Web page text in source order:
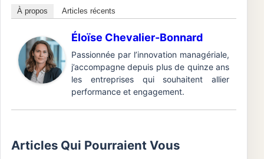
À propos Articles récents
Éloïse Chevalier-Bonnard
Passionnée par l’innovation managériale,
j’accompagne depuis plus de quinze ans
les entreprises qui souhaitent allier
performance et engagement.
Articles Qui Pourraient Vous